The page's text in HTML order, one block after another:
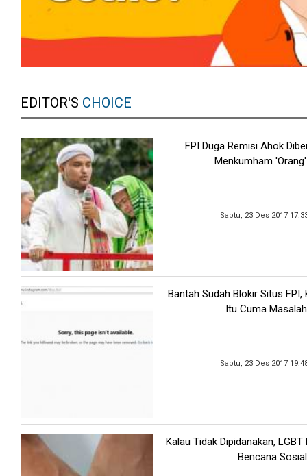
EDITOR'S CHOICE
FPI Duga Remisi Ahok
Menkumham 'Orang'
Sabtu, 23 Des 2017
Bantah Sudah Blokir Situs
Itu Cuma
Sabtu, 23 Des 2017
Kalau Tidak Dipidanakan,
Bencana Sosial